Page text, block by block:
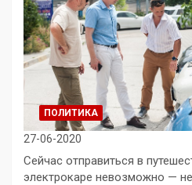
ПОЛИТИКА
27-06-2020
Сейчас отправиться в
электрокаре невозможно —